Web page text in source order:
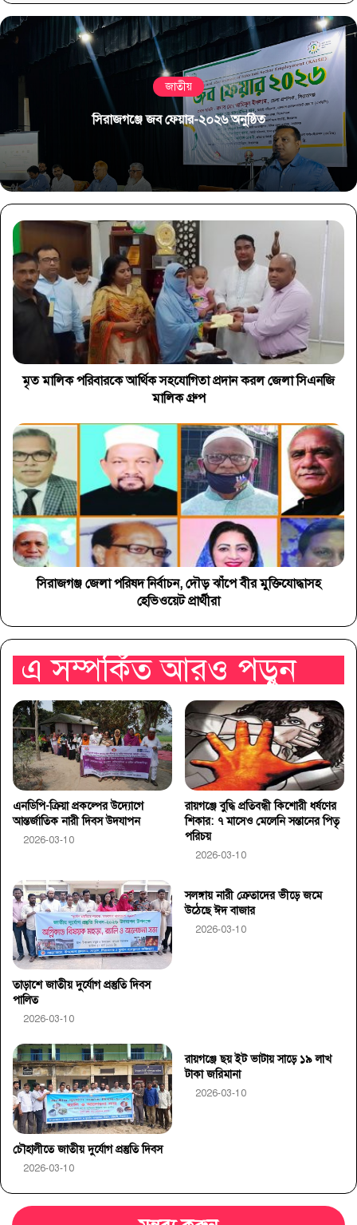
জাতীয়
সিরাজগঞ্জে জব ফেয়ার-২০২৬ অনুষ্ঠিত
মৃত মালিক পরিবারকে আর্থিক সহযোগিতা প্রদান করল জেলা সিএনজি
মালিক গ্রুপ
সিরাজগঞ্জ জেলা পরিষদ নির্বাচন, দৌড় ঝাঁপে বীর মুক্তিযোদ্ধাসহ
হেভিওয়েট প্রার্থীরা
এ সম্পর্কিত আরও পড়ুন
এনডিপি-ক্রিয়া প্রকল্পের উদ্যোগে
আন্তর্জাতিক নারী দিবস উদযাপন
2026-03-10
রায়গঞ্জে বুদ্ধি প্রতিবন্ধী কিশোরী ধর্ষণের
শিকার: ৭ মাসেও মেলেনি সন্তানের পিতৃ
পরিচয়
2026-03-10
তাড়াশে জাতীয় দুর্যোগ প্রস্তুতি দিবস
পালিত
2026-03-10
সলঙ্গায় নারী ক্রেতাদের ভীড়ে জমে
উঠেছে ঈদ বাজার
2026-03-10
চৌহালীতে জাতীয় দুর্যোগ প্রস্তুতি দিবস
2026-03-10
রায়গঞ্জে ছয় ইট ভাটায় সাড়ে ১৯ লাখ
টাকা জরিমানা
2026-03-10